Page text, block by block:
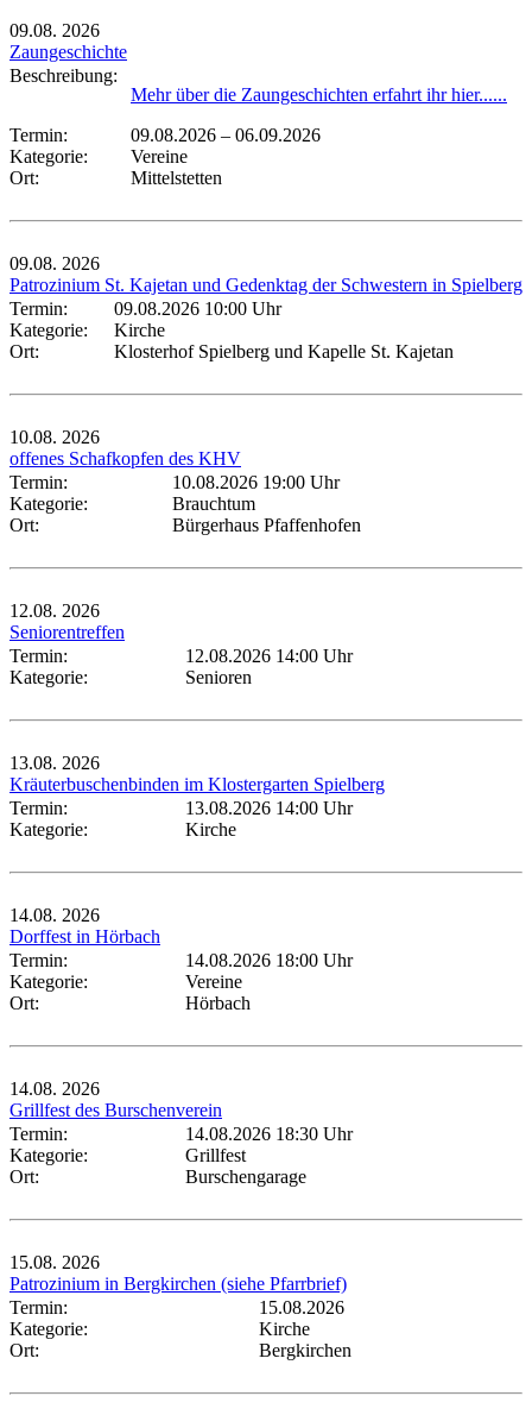
09.08. 2026
Zaungeschichte
Beschreibung:
Mehr über die Zaungeschichten erfahrt ihr hier......
Termin:
09.08.2026 – 06.09.2026
Kategorie:
Vereine
Ort:
Mittelstetten
09.08. 2026
Patrozinium St. Kajetan und Gedenktag der Schwestern in Spielberg
Termin:
09.08.2026 10:00 Uhr
Kategorie:
Kirche
Ort:
Klosterhof Spielberg und Kapelle St. Kajetan
10.08. 2026
offenes Schafkopfen des KHV
Termin:
10.08.2026 19:00 Uhr
Kategorie:
Brauchtum
Ort:
Bürgerhaus Pfaffenhofen
12.08. 2026
Seniorentreffen
Termin:
12.08.2026 14:00 Uhr
Kategorie:
Senioren
13.08. 2026
Kräuterbuschenbinden im Klostergarten Spielberg
Termin:
13.08.2026 14:00 Uhr
Kategorie:
Kirche
14.08. 2026
Dorffest in Hörbach
Termin:
14.08.2026 18:00 Uhr
Kategorie:
Vereine
Ort:
Hörbach
14.08. 2026
Grillfest des Burschenverein
Termin:
14.08.2026 18:30 Uhr
Kategorie:
Grillfest
Ort:
Burschengarage
15.08. 2026
Patrozinium in Bergkirchen (siehe Pfarrbrief)
Termin:
15.08.2026
Kategorie:
Kirche
Ort:
Bergkirchen